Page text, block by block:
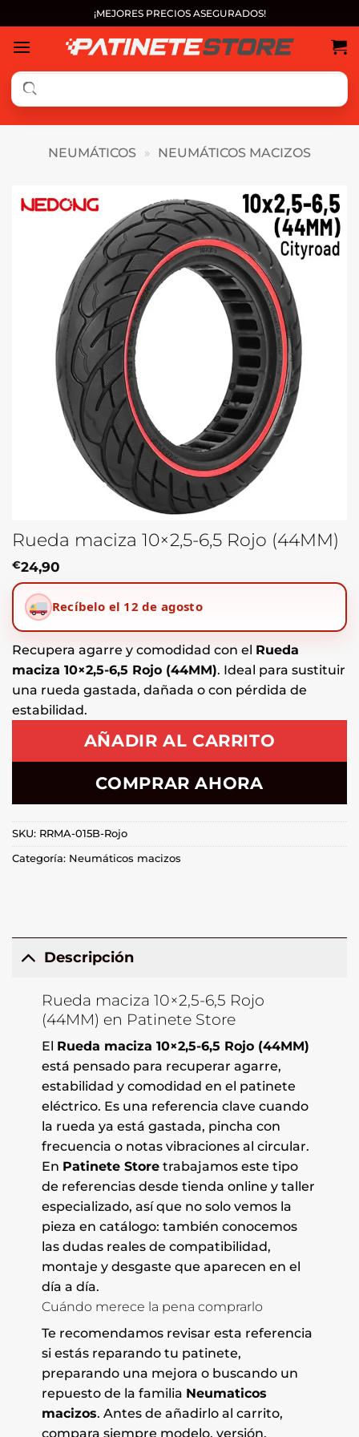
al
contenido
¡MEJORES PRECIOS ASEGURADOS!
NEUMÁTICOS » NEUMÁTICOS MACIZOS
Rueda maciza 10×2,5-6,5 Rojo (44MM)
€24,90
Recíbelo el 12 de agosto
Recupera agarre y comodidad con el Rueda
maciza 10×2,5-6,5 Rojo (44MM). Ideal para sustituir
una rueda gastada, dañada o con pérdida de
estabilidad.
AÑADIR AL CARRITO
COMPRAR AHORA
SKU: RRMA-015B-Rojo
Categoría: Neumáticos macizos
Descripción
Rueda maciza 10×2,5-6,5 Rojo
(44MM) en Patinete Store
El Rueda maciza 10×2,5-6,5 Rojo (44MM)
está pensado para recuperar agarre,
estabilidad y comodidad en el patinete
eléctrico. Es una referencia clave cuando
la rueda ya está gastada, pincha con
frecuencia o notas vibraciones al circular.
En Patinete Storetrabajamos este tipo
de referencias desde tienda online y taller
especializado, así que no solo vemos la
pieza en catálogo: también conocemos
las dudas reales de compatibilidad,
montaje y desgaste que aparecen en el
día a día.
Cuándo merece la pena comprarlo
Te recomendamos revisar esta referencia
si estás reparando tu patinete,
preparando una mejora o buscando un
repuesto de la familia Neumaticos
macizos. Antes de añadirlo al carrito,
compara siempre modelo, versión,